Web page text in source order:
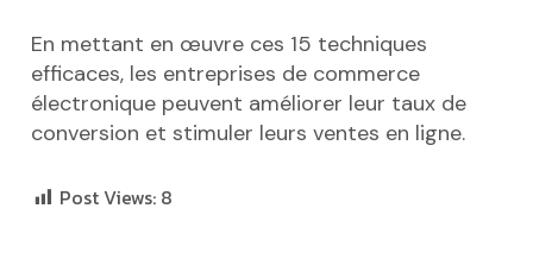
En mettant en œuvre ces 15 techniques
efficaces, les entreprises de commerce
électronique peuvent améliorer leur taux de
conversion et stimuler leurs ventes en ligne.
Post Views: 8